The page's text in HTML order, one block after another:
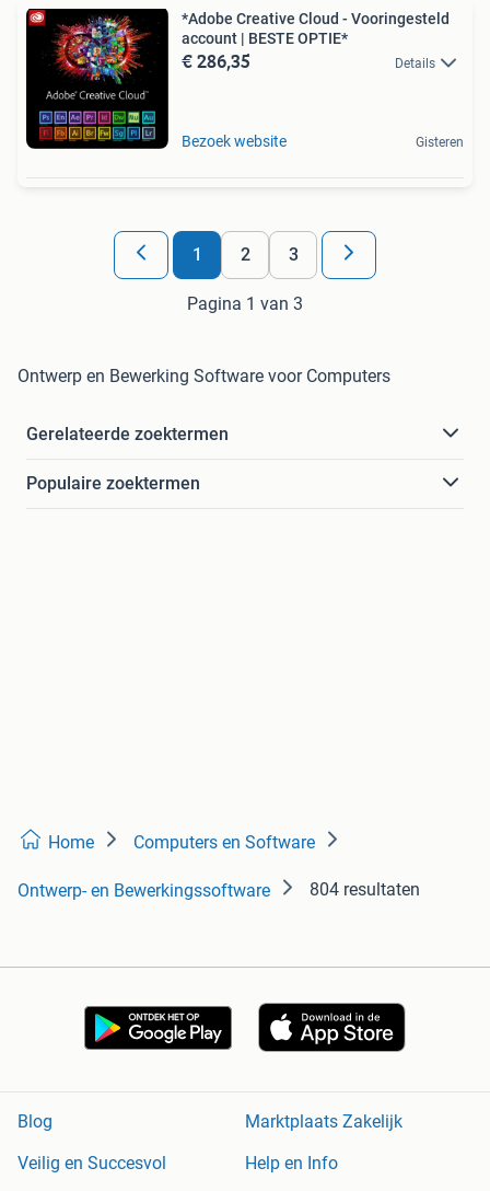
*Adobe Creative Cloud - Vooringesteld
account | BESTE OPTIE*
€ 286,35 Details
Bezoek website Gisteren
1 2 3
Pagina 1 van 3
Ontwerp en Bewerking Software voor Computers
Gerelateerde zoektermen
Populaire zoektermen
Home Computers en Software
Ontwerp- en Bewerkingssoftware 804 resultaten
Blog
Marktplaats Zakelijk
Veilig en Succesvol
Help en Info